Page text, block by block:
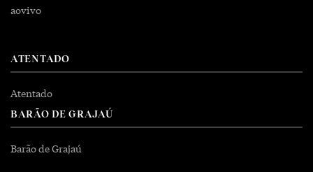
aovivo
ATENTADO
Atentado
BARÃO DE GRAJAÚ
Barão de Grajaú